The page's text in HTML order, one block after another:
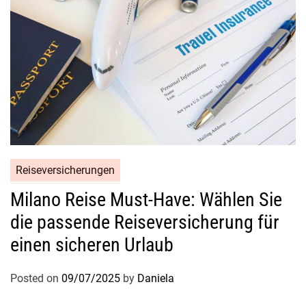
Reiseversicherungen
Milano Reise Must-Have: Wählen Sie
die passende Reiseversicherung für
einen sicheren Urlaub
Posted on 09/07/2025 by Daniela